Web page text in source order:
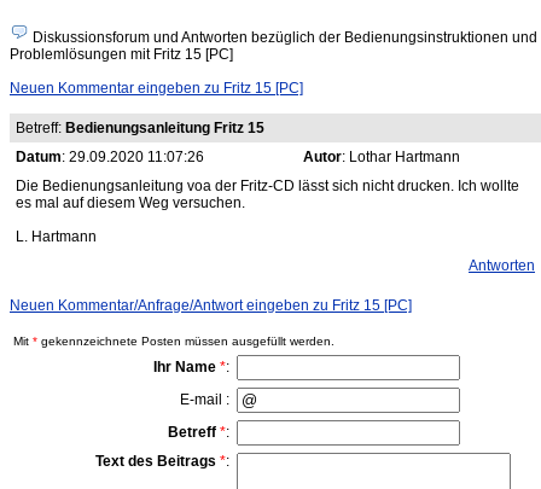
Diskussionsforum und Antworten bezüglich der Bedienungsinstruktionen und
Problemlösungen mit Fritz 15 [PC]
Neuen Kommentar eingeben zu Fritz 15 [PC]
Betreff: Bedienungsanleitung Fritz 15
Datum: 29.09.2020 11:07:26 Autor: Lothar Hartmann
Die Bedienungsanleitung voa der Fritz-CD lässt sich nicht drucken. Ich wollte
es mal auf diesem Weg versuchen.
L. Hartmann
Antworten
Neuen Kommentar/Anfrage/Antwort eingeben zu Fritz 15 [PC]
Mit * gekennzeichnete Posten müssen ausgefüllt werden.
Ihr Name *:
E-mail :
Betreff *:
Text des Beitrags *: